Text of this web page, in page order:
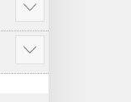
Mostra'n
més
Mostra'n
més